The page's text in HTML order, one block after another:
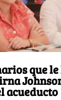
que
acueducto